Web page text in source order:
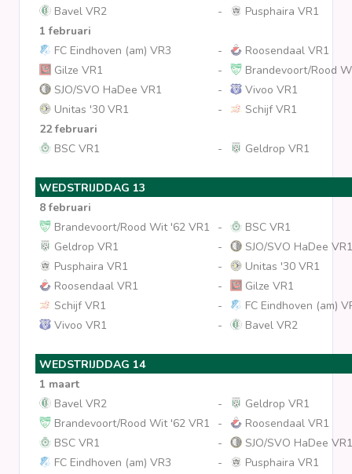
Bavel VR2
-
Pusphaira VR1
1 februari
FC Eindhoven (am) VR3
-
Roosendaal VR1
Gilze VR1
-
Brandevoort/Rood
SJO/SVO HaDee VR1
-
Vivoo VR1
Unitas '30 VR1
-
Schijf VR1
22 februari
BSC VR1
- Geldrop VR1
WEDSTRIJDDAG 13
8 februari
Brandevoort/Rood Wit '62 VR1
-
BSC VR1
Geldrop VR1
-
SJO/SVO HaDee VR1
Pusphaira VR1
-
Unitas '30 VR1
Roosendaal VR1
-
Gilze VR1
Schijf VR1
-
FC Eindhoven (am)
Vivoo VR1
- Bavel VR2
WEDSTRIJDDAG 14
1 maart
Bavel VR2
-
Geldrop VR1
Brandevoort/Rood Wit '62 VR1
-
Roosendaal VR1
BSC VR1
-
SJO/SVO HaDee VR1
FC Eindhoven (am) VR3
-
Pusphaira VR1